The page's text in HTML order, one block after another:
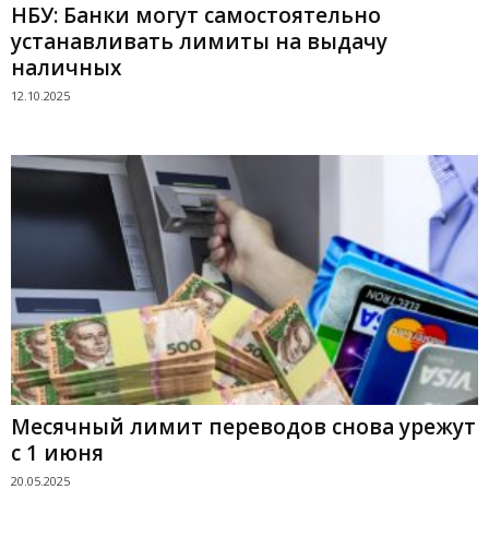
НБУ: Банки могут самостоятельно
устанавливать лимиты на выдачу
наличных
12.10.2025
Месячный лимит переводов снова урежут
с 1 июня
20.05.2025